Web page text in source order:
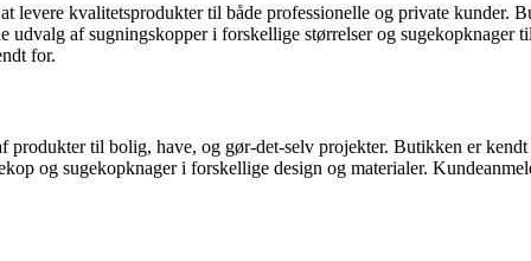
levere kvalitetsprodukter til både professionelle og private
af sugningskopper i forskellige størrelser og sugekopknager
for.
til bolig, have, og gør-det-selv projekter. Butikken er
og sugekopknager i forskellige design og materialer.